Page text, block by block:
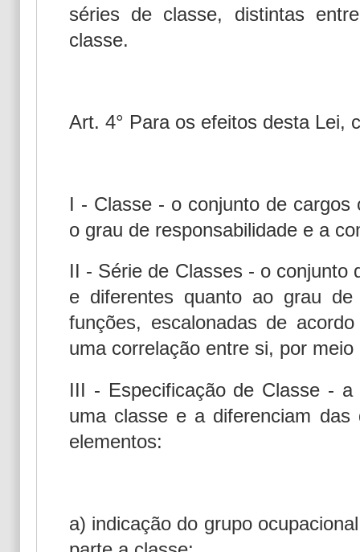
séries de classe, distintas
classe.
Art. 4° Para os efeitos desta Lei,
I - Classe - o conjunto de
o grau de responsabilidade e a
II - Série de Classes - o conjunto
e diferentes quanto ao grau de
funções, escalonadas de
uma correlação entre si, por
III - Especificação de Classe -
uma classe e a diferenciam
elementos:
a) indicação do grupo